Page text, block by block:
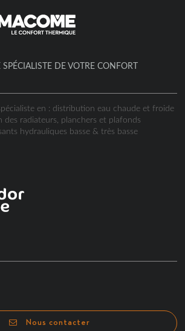
DE VOTRE CONFORT
en : distribution eau chaude et froide
des radiateurs, planchers et plafonds
hydrauliques basse & très basse
Nous contacter